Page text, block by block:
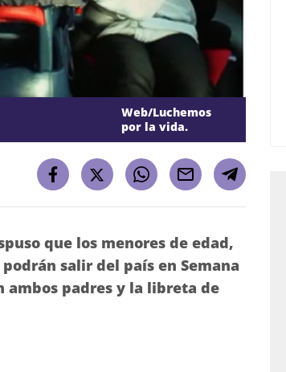
Web/Luchemos
por la vida.
que los menores de edad,
salir del país en Semana
ambos padres y la libreta de